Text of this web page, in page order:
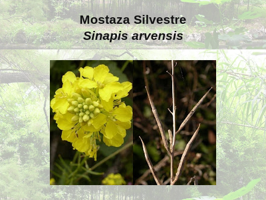
Mostaza Silvestre
Sinapis arvensis